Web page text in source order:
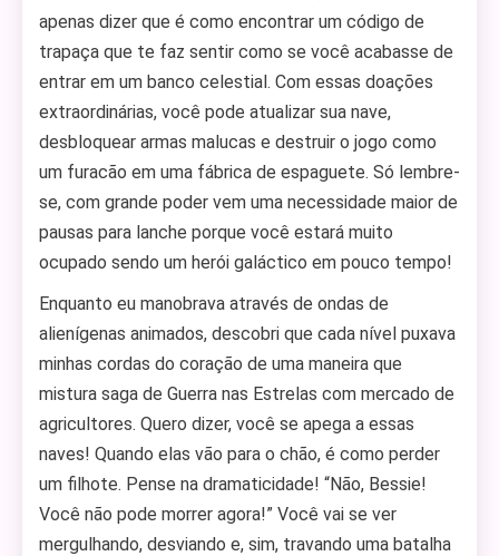
apenas dizer que é como encontrar um código de
trapaça que te faz sentir como se você acabasse de
entrar em um banco celestial. Com essas doações
extraordinárias, você pode atualizar sua nave,
desbloquear armas malucas e destruir o jogo como
um furacão em uma fábrica de espaguete. Só lembre-
se, com grande poder vem uma necessidade maior de
pausas para lanche porque você estará muito
ocupado sendo um herói galáctico em pouco tempo!
Enquanto eu manobrava através de ondas de
alienígenas animados, descobri que cada nível puxava
minhas cordas do coração de uma maneira que
mistura saga de Guerra nas Estrelas com mercado de
agricultores. Quero dizer, você se apega a essas
naves! Quando elas vão para o chão, é como perder
um filhote. Pense na dramaticidade! “Não, Bessie!
Você não pode morrer agora!” Você vai se ver
mergulhando, desviando e, sim, travando uma batalha